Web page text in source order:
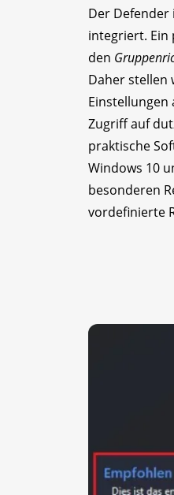
Der
integriert. Ein
den
Daher stellen
Einstellungen
Zugriff auf
praktische
Windows 10
besonderen
vordefinierte